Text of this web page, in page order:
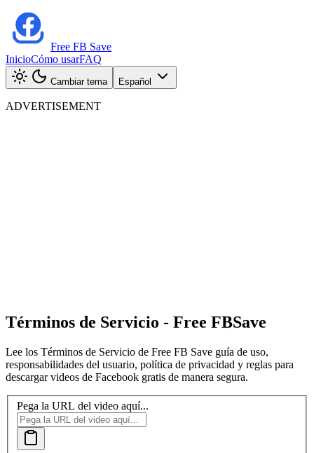
Free FB Save
InicioCómo usarFAQ
Cambiar tema Español
ADVERTISEMENT
Términos de Servicio - Free FBSave
Lee los Términos de Servicio de Free FB Save guía de uso,
responsabilidades del usuario, política de privacidad y reglas para
descargar videos de Facebook gratis de manera segura.
Pega la URL del video aquí...